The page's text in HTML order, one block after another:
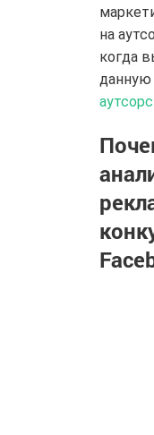
на
когда
данную